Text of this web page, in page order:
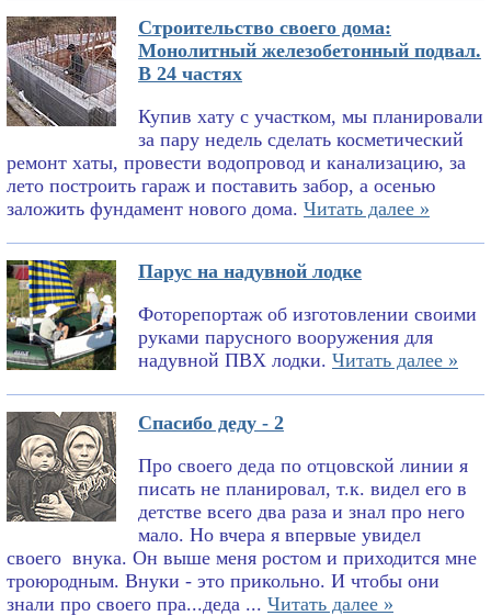
Строительство своего дома:
Монолитный железобетонный подвал.
В 24 частях
Купив хату с участком, мы планировали
за пару недель сделать косметический
ремонт хаты, провести водопровод и канализацию, за
лето построить гараж и поставить забор, а осенью
заложить фундамент нового дома. Читать далее »
Парус на надувной лодке
Фоторепортаж об изготовлении своими
руками парусного вооружения для
надувной ПВХ лодки. Читать далее »
Спасибо деду - 2
Про своего деда по отцовской линии я
писать не планировал, т.к. видел его в
детстве всего два раза и знал про него
мало. Но вчера я впервые увидел
своего внука. Он выше меня ростом и приходится мне
троюродным. Внуки - это прикольно. И чтобы они
знали про своего пра...деда ... Читать далее »